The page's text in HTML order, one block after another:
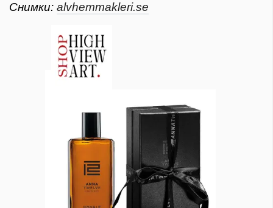
Снимки: alvhemmakleri.se